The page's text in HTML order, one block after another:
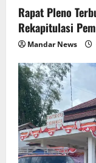
Rapat Pleno
Rekapitulasi
Mandar News